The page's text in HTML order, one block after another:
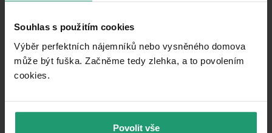
Souhlas s použitím cookies
Výběr perfektních nájemníků nebo vysněného domova
může být fuška. Začněme tedy zlehka, a to povolením
cookies.​
Povolit vše
MapLibre|© OpenMapTiles © OpenStreetMap contributors
Vzdialenosť k: